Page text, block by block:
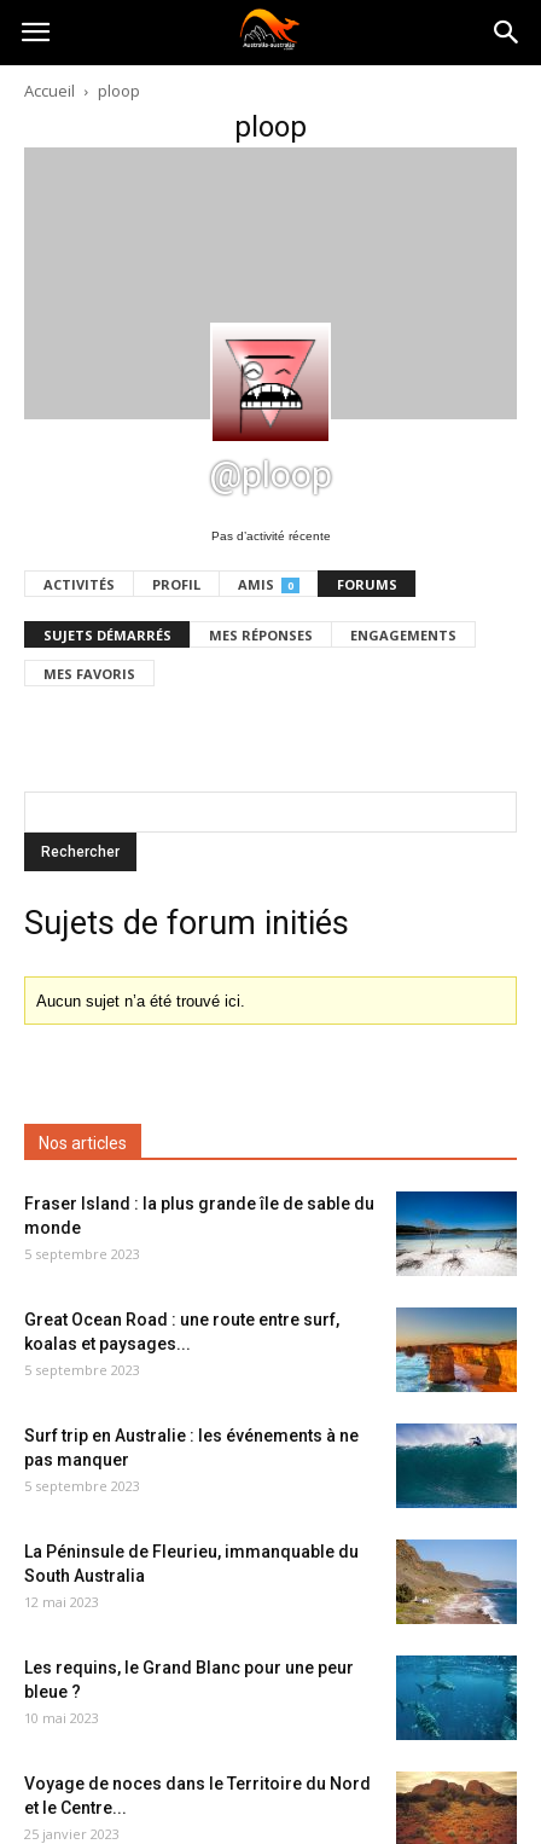
Australia-
australie.com
Accueil ploop
ploop
@ploop
Pas d’activité récente
ACTIVITÉS PROFIL AMIS 0 FORUMS
SUJETS DÉMARRÉS MES RÉPONSES ENGAGEMENTS
MES FAVORIS
Sujets de forum initiés
Aucun sujet n’a été trouvé ici.
Nos articles
Fraser Island : la plus grande île de sable du
monde
5 septembre 2023
Great Ocean Road : une route entre surf,
koalas et paysages...
5 septembre 2023
Surf trip en Australie : les événements à ne
pas manquer
5 septembre 2023
La Péninsule de Fleurieu, immanquable du
South Australia
12 mai 2023
Les requins, le Grand Blanc pour une peur
bleue ?
10 mai 2023
Voyage de noces dans le Territoire du Nord
et le Centre...
25 janvier 2023